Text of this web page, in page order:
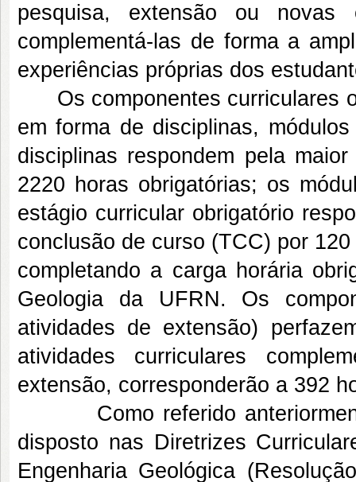
pesquisa, extensão ou novas
complementá-las de forma a
experiências próprias dos
Os componentes curriculares
em forma de disciplinas,
disciplinas respondem pela
2220 horas obrigatórias; os
estágio curricular obrigatório
conclusão de curso (TCC) por
completando a carga horária
Geologia da UFRN. Os
atividades de extensão)
atividades curriculares
extensão, corresponderão a 392
Como referido
disposto nas Diretrizes
Engenharia Geológica